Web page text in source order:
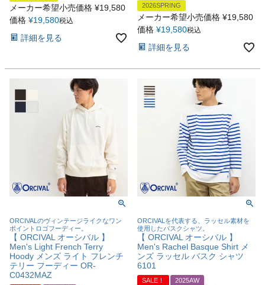
メーカー希望小売価格 ¥19,580
価格 ¥19,580税込
詳細を見る
2026SPRING
メーカー希望小売価格 ¥19,580
価格 ¥19,580税込
詳細を見る
ORCIVALのヴィンテージライクなワン
ポイントロゴフーディー。
【 ORCIVAL オーシバル 】
Men's Light French Terry
Hoody メンズ ライト フレンチ
テリー フーディー OR-
C0432MAZ
ORCIVALを代表する、ラッセル素材を
使用したバスクシャツ。
【 ORCIVAL オーシバル 】
Men's Rachel Basque Shirt メ
ンズ ラッセル バスク シャツ
6101
SALE！ 2025AW